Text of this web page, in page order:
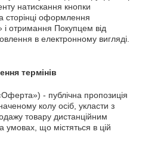
натискання кнопки
сторінці оформлення
і отримання Покупцем від
в електронному вигляді.
термінів
- публічна пропозиція
колу осіб, укласти з
товару дистанційним
умовах, що містяться в цій